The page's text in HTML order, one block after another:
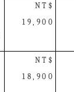
NT$
19,900
NT$
18,900